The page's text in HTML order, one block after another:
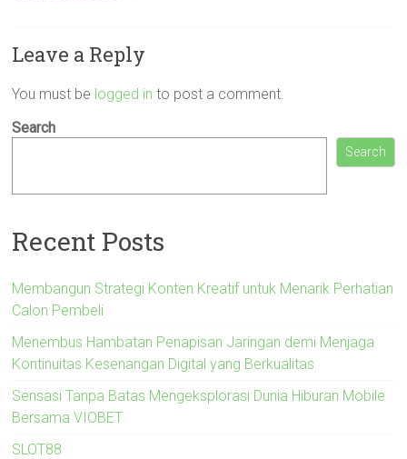
Leave a Reply
You must be logged in to post a comment.
Search
Search
Recent Posts
Membangun Strategi Konten Kreatif untuk Menarik Perhatian
Calon Pembeli
Menembus Hambatan Penapisan Jaringan demi Menjaga
Kontinuitas Kesenangan Digital yang Berkualitas
Sensasi Tanpa Batas Mengeksplorasi Dunia Hiburan Mobile
Bersama VIOBET
SLOT88